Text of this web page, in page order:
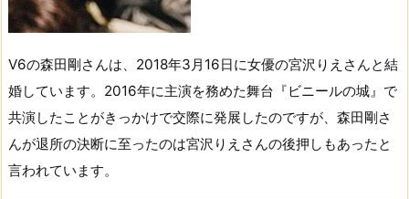
V6の森田剛さんは、2018年3月16日に女優の宮沢りえさんと結
婚しています。2016年に主演を務めた舞台『ビニールの城』で
共演したことがきっかけで交際に発展したのですが、森田剛さ
んが退所の決断に至ったのは宮沢りえさんの後押しもあったと
言われています。